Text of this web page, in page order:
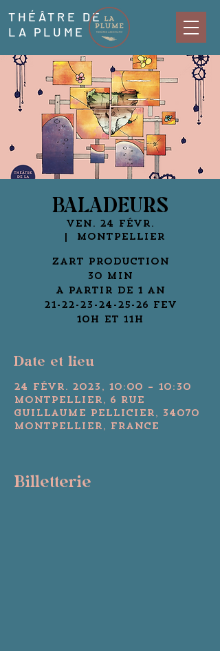
THÉÂTRE DE
LA PLUME
BALADEURS
ven. 24 févr.
Montpellier
Zart Production
30 min
A partir de 1 an
21-22-23-24-25-26 FEV
10H et 11H
Date et lieu
24 févr. 2023, 10:00 – 10:30
Montpellier, 6 Rue
Guillaume Pellicier, 34070
Montpellier, France
Billetterie